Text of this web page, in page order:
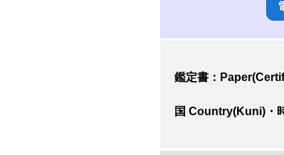
鑑定書：
国 Country(Kuni)・